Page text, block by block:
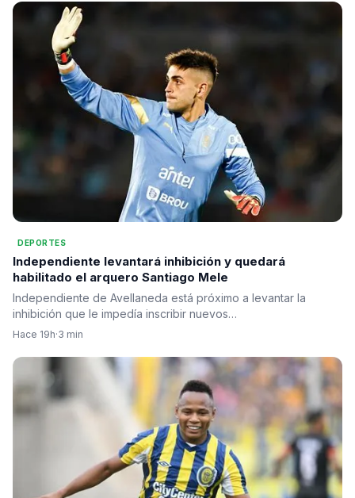
DEPORTES
Independiente levantará inhibición y quedará
habilitado el arquero Santiago Mele
Independiente de Avellaneda está próximo a levantar la
inhibición que le impedía inscribir nuevos…
Hace 19h·3 min